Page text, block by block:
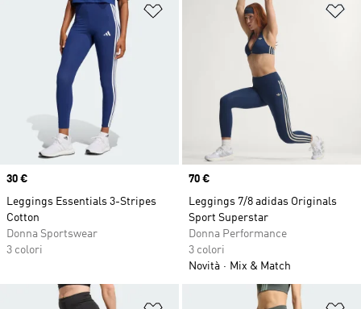
Aggiungi alla lista dei desideri
Price
30 €
Leggings Essentials 3-Stripes
Cotton
Donna Sportswear
3 colori
Price
70 €
Leggings 7/8 adidas Originals
Sport Superstar
Donna Performance
3 colori
Novità
Mix & Match
Aggiungi alla lista dei desideri